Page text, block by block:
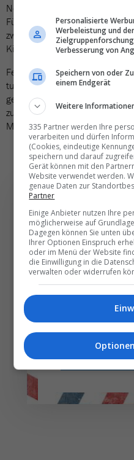
Neuzugängen von aussen
Führungsfunktionen und
zwischen dem bisherigen
Kickmaier-Umfeld stimmt, muss
Fest steht: Das Fundament für
turbulenten Monaten ist nun
gemeinsames Ziel: Das
zurückgewinnen und Knecht
Marke im Schweizer Markt neu
Die
besten
Ihr
Täglich oder
Personalisierte
Werbeleistung und
Verbesserung von
Speichern von oder
einem Endgerät
Weitere
335 Partner werden Ihre
verarbeiten und dürfen
(Cookies, eindeutige
speichern und darauf
Gerät können mit den
Website verwendet werden.
genaue Daten zur
Partner
Einige Anbieter nutzen Ihre
möglicherweise auf
Dagegen können Sie unten
Ihrer Optionen Einspruch
oder im Menü der Website
die Einwilligung in die
verwalten oder widerrufen